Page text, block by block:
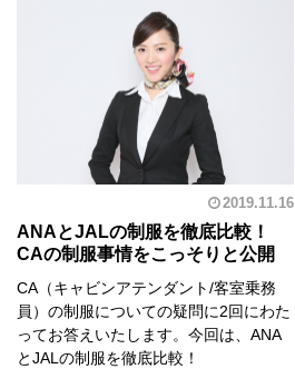
2019.11.16
ANAとJALの制服を徹底比較！
CAの制服事情をこっそりと公開
CA（キャビンアテンダント/客室乗務
員）の制服についての疑問に2回にわた
ってお答えいたします。今回は、ANA
とJALの制服を徹底比較！